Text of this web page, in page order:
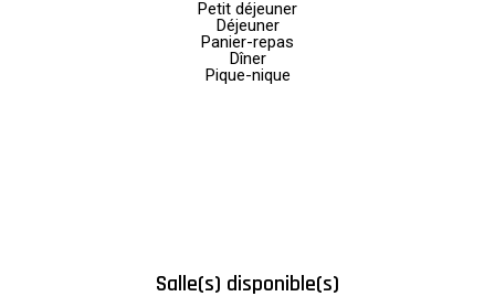
Petit déjeuner
Déjeuner
Panier-repas
Dîner
Pique-nique
Salle(s) disponible(s)